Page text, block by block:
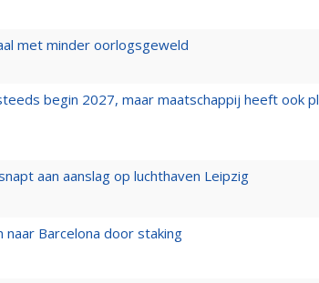
met minder oorlogsgeweld
begin 2027, maar maatschappij heeft ook
aan aanslag op luchthaven Leipzig
Barcelona door staking